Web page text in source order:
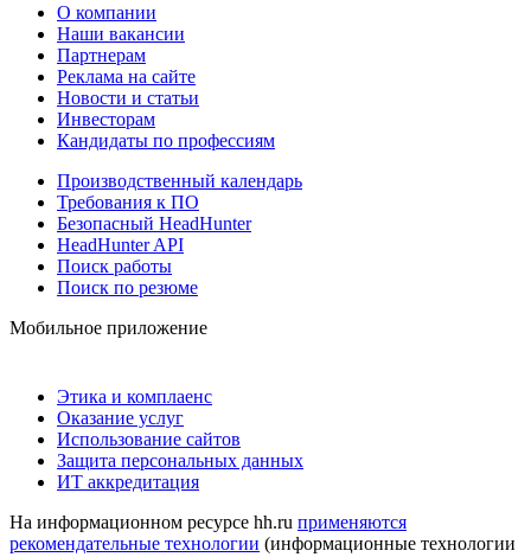
О компании
Наши вакансии
Партнерам
Реклама на сайте
Новости и статьи
Инвесторам
Кандидаты по профессиям
Производственный календарь
Требования к ПО
Безопасный HeadHunter
HeadHunter API
Поиск работы
Поиск по резюме
Мобильное приложение
Этика и комплаенс
Оказание услуг
Использование сайтов
Защита персональных данных
ИТ аккредитация
На информационном ресурсе hh.ru применяются
рекомендательные технологии (информационные технологии